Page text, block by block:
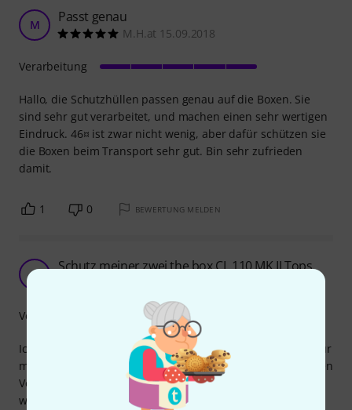
M Passt genau
M.H.at 15.09.2018
Hallo, die Schutzhüllen passen genau auf die Boxen. Sie
sind sehr gut verarbeitet, und machen einen sehr wertigen
Eindruck. 46¤ ist zwar nicht wenig, aber dafür schützen sie
die Boxen beim Transport sehr gut. Bin sehr zufrieden
damit.
Verarbeitung
1 0 BEWERTUNG MELDEN
A Schutz meiner zwei the box CL 110 MK II Tops
Ich habe mir die Tops the box CL 110 Top MK II zugelegt, für
meinen Partyraum. Da ich aber auch ab und an auf privaten
Veranstaltungen Mucke mache werden die Tops hin und
wieder mobil gebraucht. Um hier keine Beschädigung der
Verarbeitung